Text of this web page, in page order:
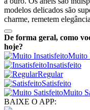
modelos delicados são
charme, remetem
De forma geral, como
hoje?
Muito
Insatisfeito
Regular
Satisfeito
Muito
BAIXE O APP: